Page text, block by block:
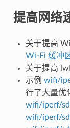
提高网络
关于提高
Wi-Fi 缓冲
关于提高
示例 wifi/
行了大量优
wifi/iperf/
wifi/iperf/